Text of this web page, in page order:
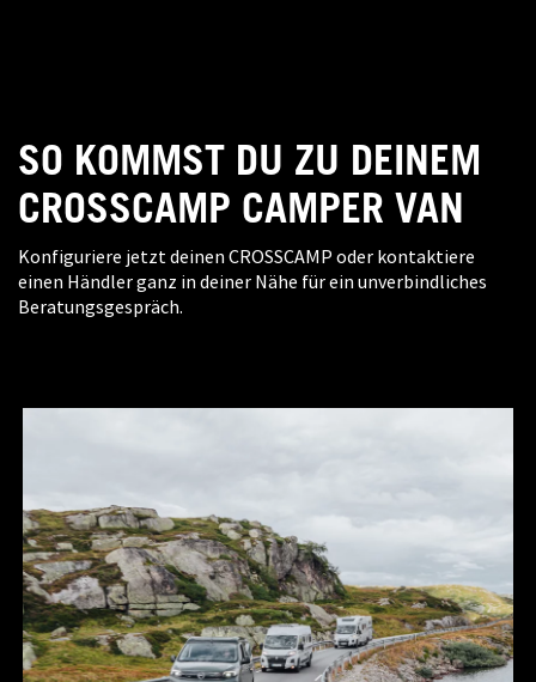
SO KOMMST DU ZU DEINEM
CROSSCAMP CAMPER VAN
Konfiguriere jetzt deinen CROSSCAMP oder kontaktiere
einen Händler ganz in deiner Nähe für ein unverbindliches
Beratungsgespräch.